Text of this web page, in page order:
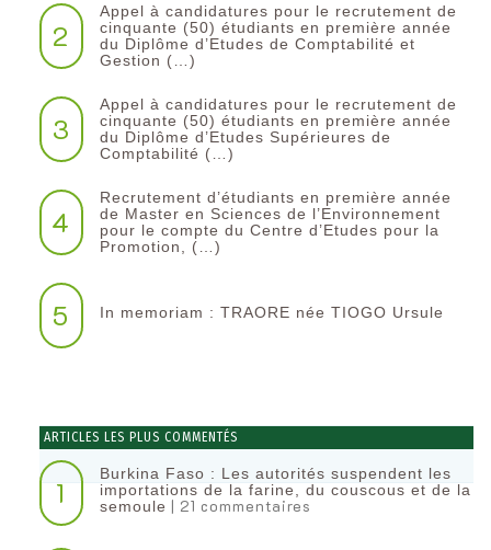
2
Appel à candidatures pour le recrutement de
cinquante (50) étudiants en première année
du Diplôme d’Etudes de Comptabilité et
Gestion (…)
3
Appel à candidatures pour le recrutement de
cinquante (50) étudiants en première année
du Diplôme d’Etudes Supérieures de
Comptabilité (…)
4
Recrutement d’étudiants en première année
de Master en Sciences de l’Environnement
pour le compte du Centre d’Etudes pour la
Promotion, (…)
5 In memoriam : TRAORE née TIOGO Ursule
ARTICLES LES PLUS COMMENTÉS
1
Burkina Faso : Les autorités suspendent les
importations de la farine, du couscous et de la
semoule | 21 commentaires